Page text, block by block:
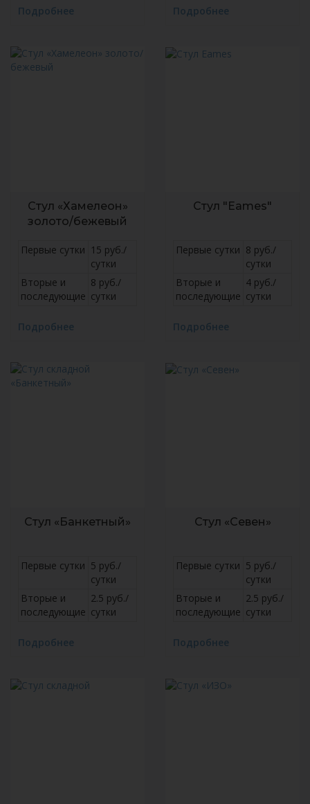
Подробнее Подробнее
Стул «Хамелеон»
золото/бежевый
Первые сутки 15 руб./
сутки
Вторые и
последующие
8 руб./
сутки
Подробнее
Стул "Eames"
Первые сутки 8 руб./
сутки
Вторые и
последующие
4 руб./
сутки
Подробнее
Стул «Банкетный»
Первые сутки 5 руб./
сутки
Вторые и
последующие
2.5 руб./
сутки
Подробнее
Стул «Севен»
Первые сутки 5 руб./
сутки
Вторые и
последующие
2.5 руб./
сутки
Подробнее